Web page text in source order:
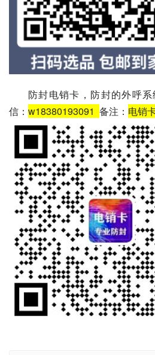
防封电销卡，防封的外呼
信： w18380193091 备注： 电销